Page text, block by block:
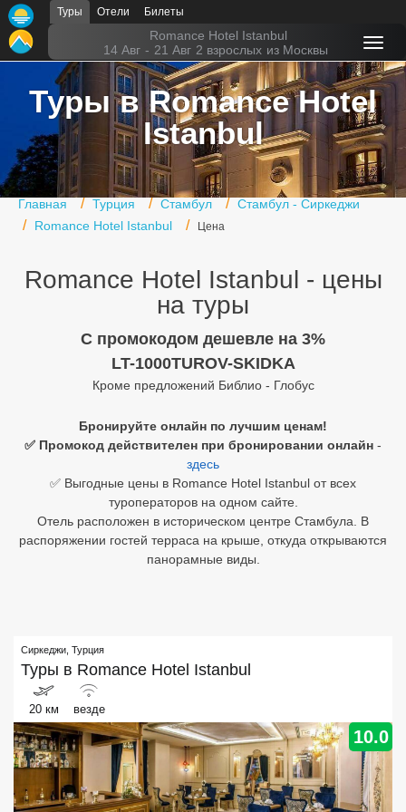
Туры Отели Билеты
Romance Hotel Istanbul
14 Авг - 21 Авг 2 взрослых из Москвы
Туры в Romance Hotel
Istanbul
Главная Турция Стамбул
Стамбул - Сиркеджи
Romance Hotel Istanbul
Цена
Romance Hotel Istanbul - цены
на туры
C промокодом дешевле на 3%
LT-1000TUROV-SKIDKA
Кроме предложений Библио - Глобус
Бронируйте онлайн по лучшим ценам!
✅ Промокод действителен при бронировании онлайн -
здесь
✅ Выгодные цены в Romance Hotel Istanbul от всех
туроператоров на одном сайте.
Отель расположен в историческом центре Стамбула. В
распоряжении гостей терраса на крыше, откуда открываются
панорамные виды.
Сиркеджи Турция
Туры в Romance Hotel Istanbul
20 км везде
10.0
Главная
Горящие туры
Туры в Турцию
Туры в Египет
Туры в ОАЭ
Офис г. Москва
Египет
Бали
Северный Гоа
Южный Гоа
Занзибар
Абхазия
Большой Сочи